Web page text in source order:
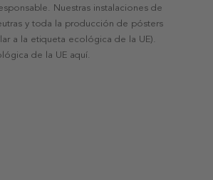
Nuestras instalaciones de
y toda la producción de pósters
a la etiqueta ecológica de la UE).
de la UE aquí.